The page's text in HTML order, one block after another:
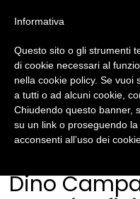
Dino
Informativa
Questo sito o gli strumenti
di cookie necessari al
nella cookie policy. Se vuoi
a tutti o ad alcuni cookie,
Chiudendo questo banner,
su un link o proseguendo
acconsenti all’uso dei